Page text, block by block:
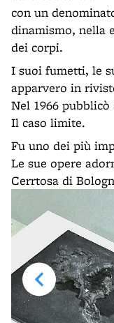
con un
dinamismo, nella
dei corpi.
I suoi fumetti, le
apparvero in
Nel 1966
Il caso limite.
Fu uno dei più
Le sue opere
Cerrtosa di